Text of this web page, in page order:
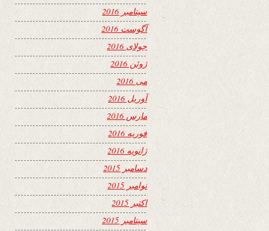
سپتامبر 2016
آگوست 2016
جولای 2016
ژوئن 2016
می 2016
آوریل 2016
مارس 2016
فوریه 2016
ژانویه 2016
دسامبر 2015
نوامبر 2015
اکتبر 2015
سپتامبر 2015